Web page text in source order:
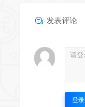
发表评论
登